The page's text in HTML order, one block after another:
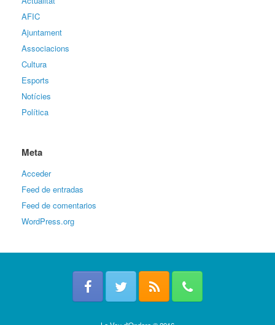
AFIC
Ajuntament
Associacions
Cultura
Esports
Notícies
Política
Meta
Acceder
Feed de entradas
Feed de comentarios
WordPress.org